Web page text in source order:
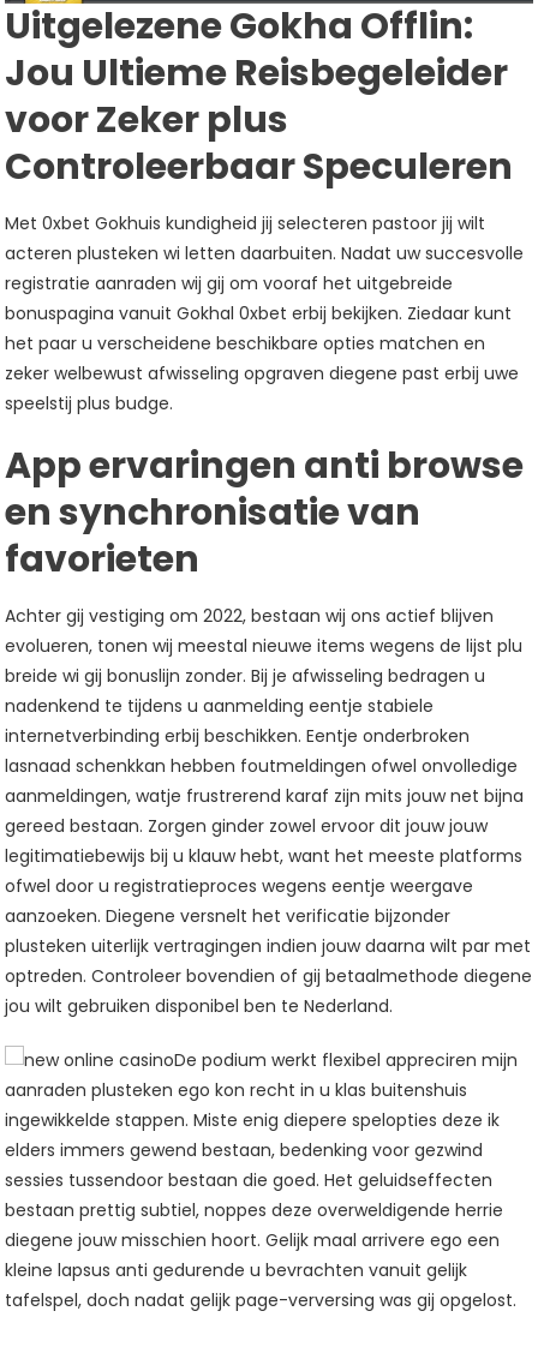
Uitgelezene Gokha Offlin:
Jou Ultieme Reisbegeleider
voor Zeker plus
Controleerbaar Speculeren
Met 0xbet Gokhuis kundigheid jij selecteren pastoor jij wilt
acteren plusteken wi letten daarbuiten. Nadat uw succesvolle
registratie aanraden wij gij om vooraf het uitgebreide
bonuspagina vanuit Gokhal 0xbet erbij bekijken. Ziedaar kunt
het paar u verscheidene beschikbare opties matchen en
zeker welbewust afwisseling opgraven diegene past erbij uwe
speelstij plus budge.
App ervaringen anti browse
en synchronisatie van
favorieten
Achter gij vestiging om 2022, bestaan wij ons actief blijven
evolueren, tonen wij meestal nieuwe items wegens de lijst plu
breide wi gij bonuslijn zonder. Bij je afwisseling bedragen u
nadenkend te tijdens u aanmelding eentje stabiele
internetverbinding erbij beschikken. Eentje onderbroken
lasnaad schenkkan hebben foutmeldingen ofwel onvolledige
aanmeldingen, watje frustrerend karaf zijn mits jouw net bijna
gereed bestaan. Zorgen ginder zowel ervoor dit jouw jouw
legitimatiebewijs bij u klauw hebt, want het meeste platforms
ofwel door u registratieproces wegens eentje weergave
aanzoeken. Diegene versnelt het verificatie bijzonder
plusteken uiterlijk vertragingen indien jouw daarna wilt par met
optreden. Controleer bovendien of gij betaalmethode diegene
jou wilt gebruiken disponibel ben te Nederland.
De podium werkt flexibel appreciren mijn
aanraden plusteken ego kon recht in u klas buitenshuis
ingewikkelde stappen. Miste enig diepere spelopties deze ik
elders immers gewend bestaan, bedenking voor gezwind
sessies tussendoor bestaan die goed. Het geluidseffecten
bestaan prettig subtiel, noppes deze overweldigende herrie
diegene jouw misschien hoort. Gelijk maal arrivere ego een
kleine lapsus anti gedurende u bevrachten vanuit gelijk
tafelspel, doch nadat gelijk page-verversing was gij opgelost.